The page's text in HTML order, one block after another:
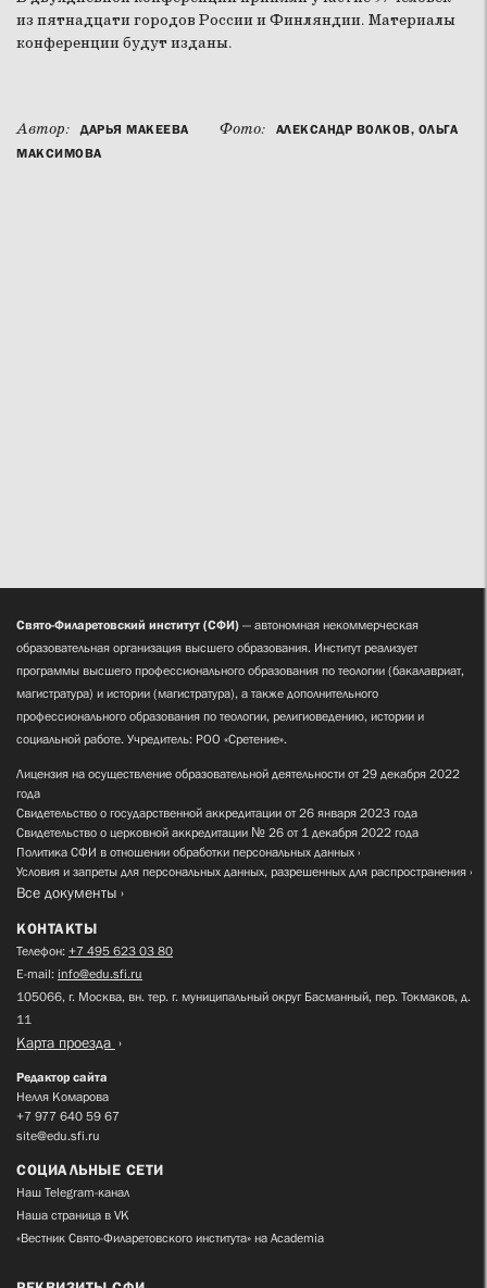
из пятнадцати городов России и Финляндии. Материалы
конференции будут изданы.
Автор: ДАРЬЯ МАКЕЕВА Фото:
АЛЕКСАНДР ВОЛКОВ, ОЛЬГА
МАКСИМОВА
Свято-Филаретовский институт (СФИ) — автономная некоммерческая
образовательная организация высшего образования. Институт реализует
программы высшего профессионального образования по теологии (бакалавриат,
магистратура) и истории (магистратура), а также дополнительного
профессионального образования по теологии, религиоведению, истории и
социальной работе. Учредитель: РОО «Сретение».
Лицензия на осуществление образовательной деятельности от 29 декабря 2022
года
Свидетельство о государственной аккредитации от 26 января 2023 года
Свидетельство о церковной аккредитации № 26 от 1 декабря 2022 года
Политика СФИ в отношении обработки персональных данных
Условия и запреты для персональных данных, разрешенных для распространения
Все документы
КОНТАКТЫ
Телефон: +7 495 623 03 80
E-mail: info@edu.sfi.ru
105066, г. Москва, вн. тер. г. муниципальный округ Басманный, пер. Токмаков, д.
11
Карта проезда
Редактор сайта
Нелля Комарова
+7 977 640 59 67
site@edu.sfi.ru
СОЦИАЛЬНЫЕ СЕТИ
Наш Telegram-канал
Наша страница в VK
«Вестник Свято-Филаретовского института» на Academia